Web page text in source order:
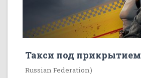
Такси под прикрытием
Russian Federation)